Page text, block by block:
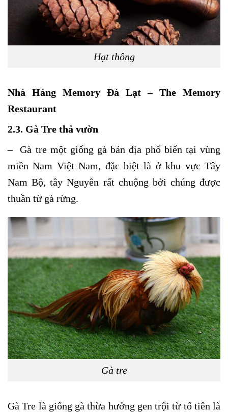
Hạt thông
Nhà Hàng Memory Đà Lạt – The Memory
Restaurant
2.3. Gà Tre thả vườn
– Gà tre một giống gà bản địa phổ biến tại vùng
miền Nam Việt Nam, đặc biệt là ở khu vực Tây
Nam Bộ, tây Nguyên rất chuộng bởi chúng được
thuần từ gà rừng.
Gà tre
Gà Tre là giống gà thừa hưởng gen trội từ tổ tiên là